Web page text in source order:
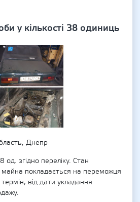
у кількості 38 одиниць
Днепр
од. згідно переліку. Стан
майна покладається на переможця
від дати укладання